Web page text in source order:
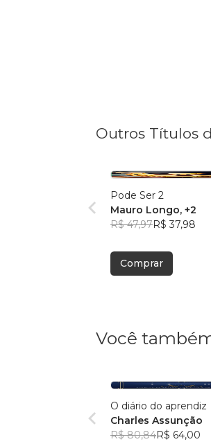
Outros Títulos
Pode Ser 2
Mauro Longo, +2
R$ 47,97R$ 37,98
Comprar
Você
O diário do aprendiz
Charles Assunção
R$ 80,84R$ 64,00